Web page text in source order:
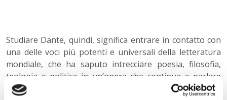
Studiare Dante, quindi, significa entrare in contatto con
una delle voci più potenti e universali della letteratura
mondiale, che ha saputo intrecciare poesia, filosofia,
teologia e politica in un’opera che continua a parlare
agli uomini di ogni epoca.